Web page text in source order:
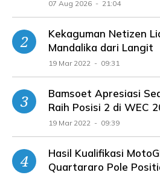
07 Aug 2026 - 21:04
Kekaguman Netizen
Mandalika dari Langit
19 Mar 2022 - 09:31
Bamsoet Apresiasi
Raih Posisi 2 di WEC
19 Mar 2022 - 09:39
Hasil Kualifikasi
Quartararo Pole